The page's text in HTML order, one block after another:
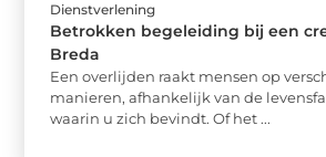
Dienstverlening
Betrokken begeleiding bij een
Breda
Een overlijden raakt mensen op
manieren, afhankelijk van de
waarin u zich bevindt. Of het ...